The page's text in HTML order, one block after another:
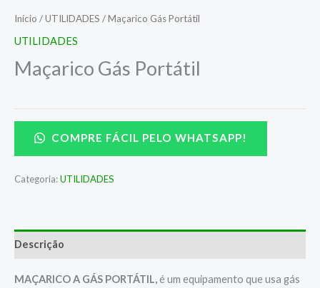
Início /UTILIDADES / Maçarico Gás Portátil
UTILIDADES
Maçarico Gás Portátil
COMPRE FÁCIL PELO WHATSAPP!
Categoria:UTILIDADES
Descrição
MAÇARICO A GÁS PORTÁTIL,é um equipamento que usa gás